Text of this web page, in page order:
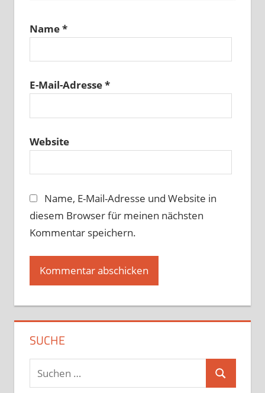
Name*
E-Mail-Adresse*
Website
Name, E-Mail-Adresse und Website in
diesem Browser für meinen nächsten
Kommentar speichern.
SUCHE
Suchen
nach:
Suchen